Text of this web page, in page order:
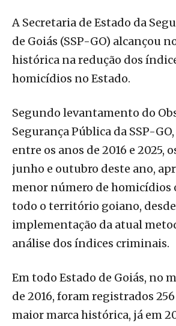
A Secretaria de Estado da
de Goiás (SSP-GO) alcançou
histórica na redução dos
homicídios no Estado.
Segundo levantamento do
Segurança Pública da SSP-
entre os anos de 2016 e 2025,
junho e outubro deste ano,
menor número de homicídios
todo o território goiano,
implementação da atual
análise dos índices criminais.
Em todo Estado de Goiás, no
de 2016, foram registrados
maior marca histórica, já em